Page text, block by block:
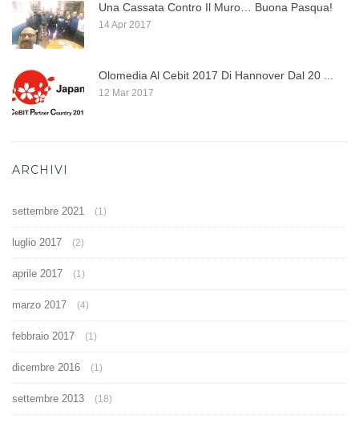
Una Cassata Contro Il Muro… Buona Pasqua!
14 Apr 2017
Olomedia Al Cebit 2017 Di Hannover Dal 20 ...
12 Mar 2017
ARCHIVI
settembre 2021 (1)
luglio 2017 (2)
aprile 2017 (1)
marzo 2017 (4)
febbraio 2017 (1)
dicembre 2016 (1)
settembre 2013 (18)